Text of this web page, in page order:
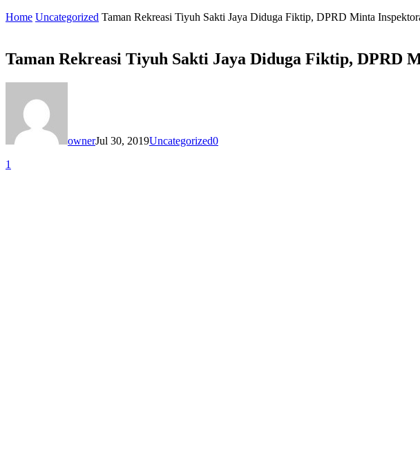
Home Uncategorized Taman Rekreasi Tiyuh Sakti Jaya Diduga Fiktip, DPRD Minta
Taman Rekreasi Tiyuh Sakti Jaya Diduga Fiktip, DPRD
ownerJul 30, 2019Uncategorized0
1